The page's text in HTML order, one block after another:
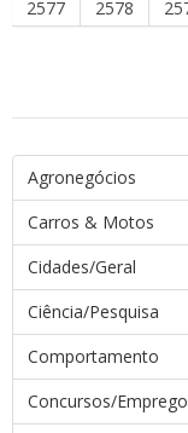
2577
2578
Agronegócios
Carros & Motos
Cidades/Geral
Ciência/Pesquisa
Comportamento
Concursos/